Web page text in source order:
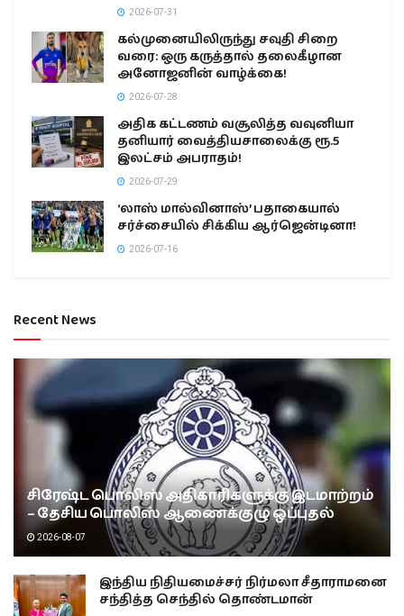
2026-07-31
கல்முனையிலிருந்து சவுதி சிறை
வரை: ஒரு கருத்தால் தலைகீழான
அனோஜனின் வாழ்க்கை!
2026-07-28
அதிக கட்டணம் வசூலித்த வவுனியா
தனியார் வைத்தியசாலைக்கு ரூ.5
இலட்சம் அபராதம்!
2026-07-29
‘லாஸ் மால்வினாஸ்’ பதாகையால்
சர்ச்சையில் சிக்கிய ஆர்ஜென்டினா!
2026-07-16
Recent News
சிரேஷ்ட பொலிஸ் அதிகாரிகளுக்கு இடமாற்றம்
– தேசிய பொலிஸ் ஆணைக்குழு ஒப்புதல்
2026-08-07
இந்திய நிதியமைச்சர் நிர்மலா சீதாராமனை
சந்தித்த செந்தில் தொண்டமான்